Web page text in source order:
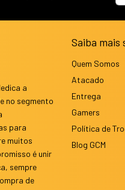
a
no segmento
para
muitos
é unir
sempre
de
Saiba mais
Quem Somos
Atacado
Entrega
Gamers
Política de
Blog GCM